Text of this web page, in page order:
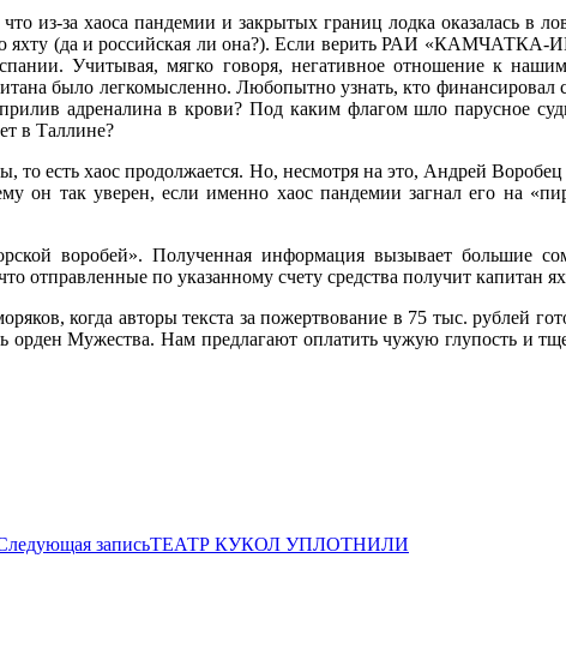
из-за хаоса пандемии и закрытых границ лодка оказалась в
яхту (да и российская ли она?). Если верить РАИ
Учитывая, мягко говоря, негативное отношение к
было легкомысленно. Любопытно узнать, кто финансировал
адреналина в крови? Под каким флагом шло парусное
в Таллине?
то есть хаос продолжается. Но, несмотря на это, Андрей
так уверен, если именно хаос пандемии загнал его на
воробей». Полученная информация вызывает большие
отправленные по указанному счету средства получит капитан
когда авторы текста за пожертвование в 75 тыс. рублей
орден Мужества. Нам предлагают оплатить чужую глупость и
записьТЕАТР КУКОЛ УПЛОТНИЛИ